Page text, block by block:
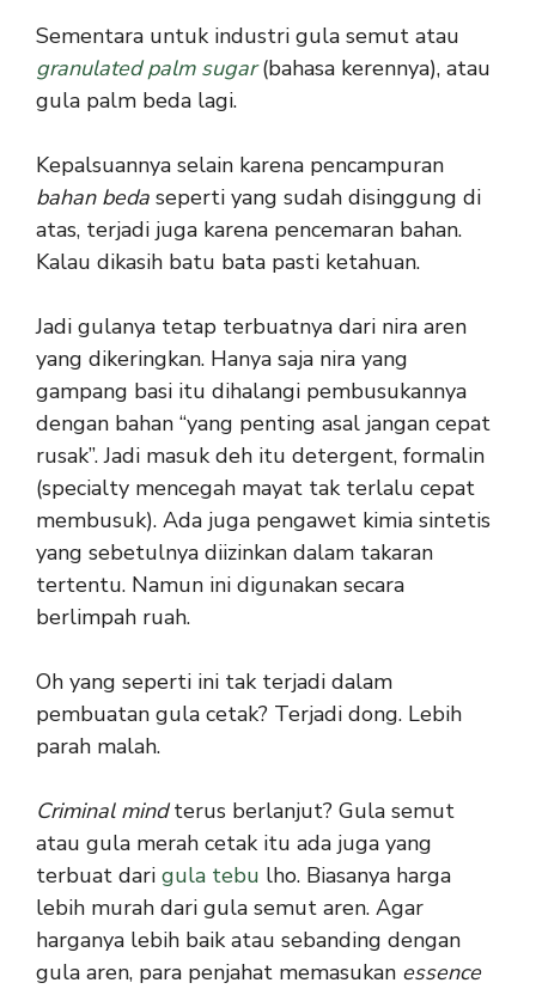
Sementara untuk industri gula semut atau
granulated palm sugar(bahasa kerennya), atau
gula palm beda lagi.
Kepalsuannya selain karena pencampuran
bahan beda seperti yang sudah disinggung di
atas, terjadi juga karena pencemaran bahan.
Kalau dikasih batu bata pasti ketahuan.
Jadi gulanya tetap terbuatnya dari nira aren
yang dikeringkan. Hanya saja nira yang
gampang basi itu dihalangi pembusukannya
dengan bahan “yang penting asal jangan cepat
rusak”. Jadi masuk deh itu detergent, formalin
(specialty mencegah mayat tak terlalu cepat
membusuk). Ada juga pengawet kimia sintetis
yang sebetulnya diizinkan dalam takaran
tertentu. Namun ini digunakan secara
berlimpah ruah.
Oh yang seperti ini tak terjadi dalam
pembuatan gula cetak? Terjadi dong. Lebih
parah malah.
Criminal mindterus berlanjut? Gula semut
atau gula merah cetak itu ada juga yang
terbuat dari gula tebu lho. Biasanya harga
lebih murah dari gula semut aren. Agar
harganya lebih baik atau sebanding dengan
gula aren, para penjahat memasukan essence